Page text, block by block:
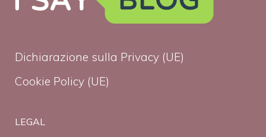
Dichiarazione sulla Privacy (UE)
Cookie Policy (UE)
LEGAL